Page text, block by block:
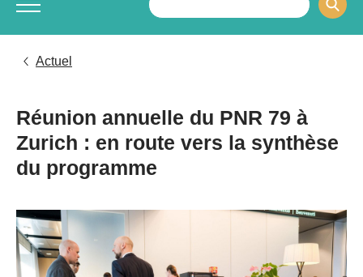
Actuel
Réunion annuelle du PNR 79 à
Zurich : en route vers la synthèse
du programme